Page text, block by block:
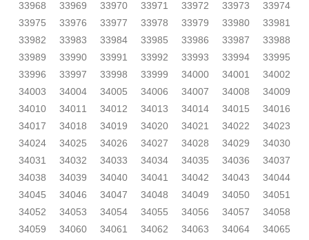
33968
33969 33970 33971 33972 33973
33974
33975
33976 33977 33978 33979 33980
33981
33982
33983 33984 33985 33986 33987
33988
33989
33990 33991 33992 33993 33994
33995
33996
33997 33998 33999 34000 34001
34002
34003
34004 34005 34006 34007 34008
34009
34010
34011 34012 34013 34014 34015
34016
34017
34018 34019 34020 34021 34022
34023
34024
34025 34026 34027 34028 34029
34030
34031
34032 34033 34034 34035 34036
34037
34038
34039 34040 34041 34042 34043
34044
34045
34046 34047 34048 34049 34050
34051
34052
34053 34054 34055 34056 34057
34058
34059
34060 34061 34062 34063 34064
34065